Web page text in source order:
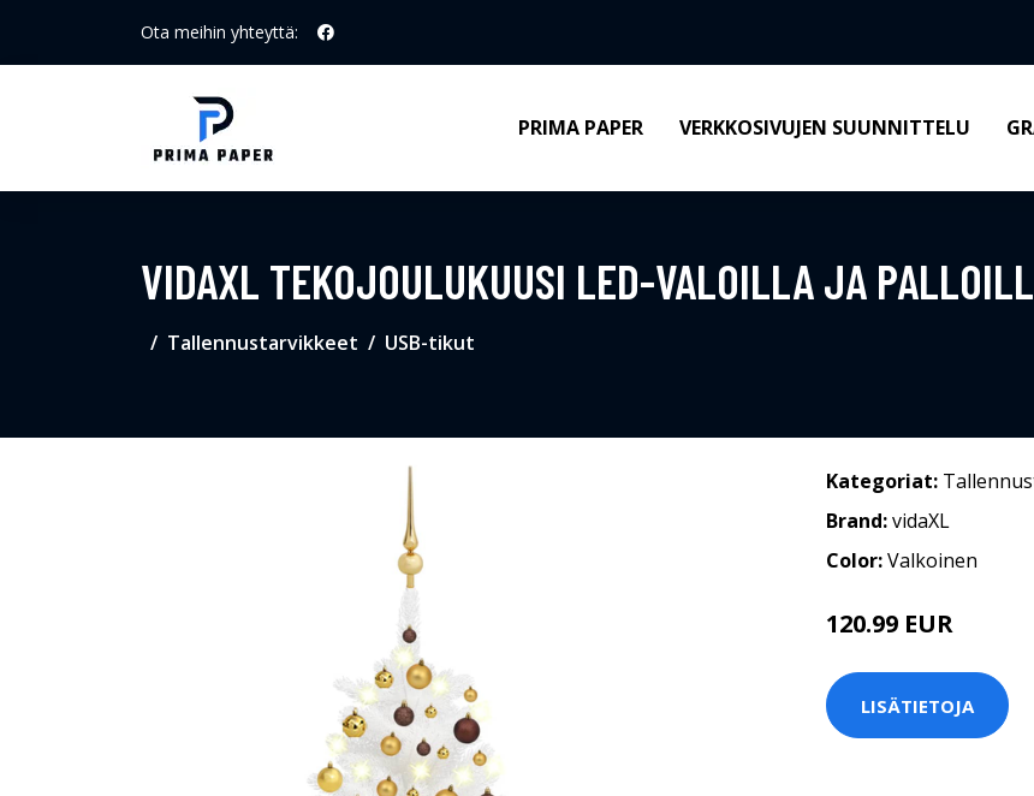
Ota meihin yhteyttä:
PRIMA PAPER VERKKOSIVUJEN SUUNNITTELU
VIDAXL TEKOJOULUKUUSI LED-VALOILLA JA
Tallennustarvikkeet USB-tikut
Kategoriat:
Brand:vidaXL
Color:Valkoinen
120.99 EUR
LISÄTIETOJA